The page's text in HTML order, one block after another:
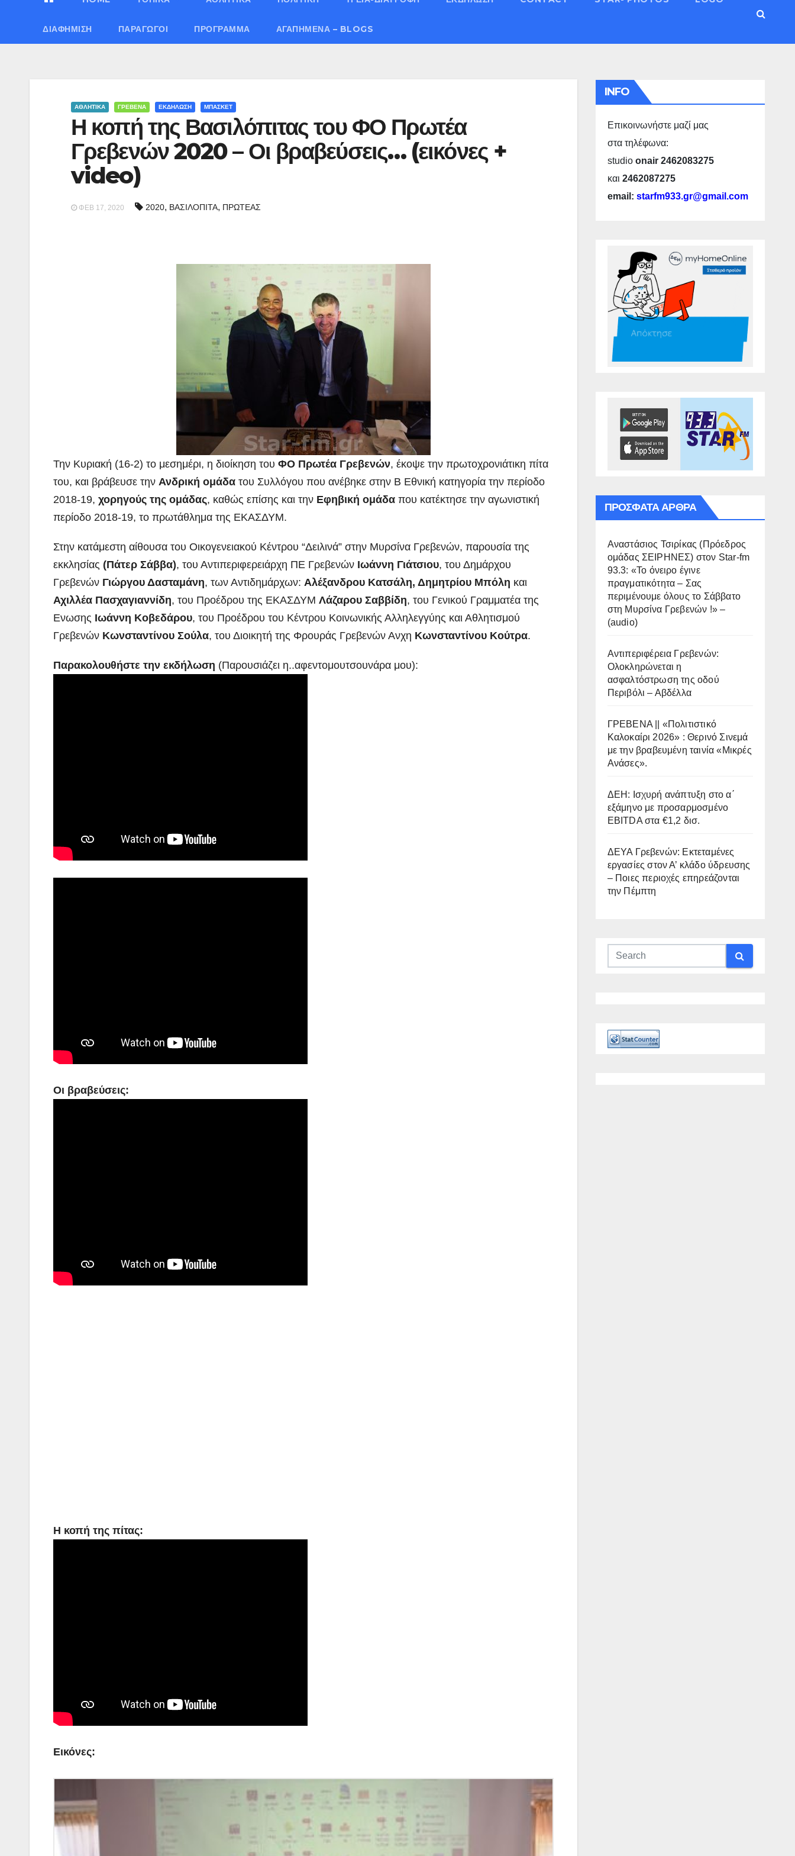
ΔΙΑΦΉΜΙΣΗ ΠΑΡΑΓΩΓΟΊ ΠΡΌΓΡΑΜΜΑ ΑΓΑΠΗΜΈΝΑ – BLOGS
ΑΘΛΗΤΙΚΑ ΓΡΕΒΕΝΑ ΕΚΔΗΛΩΣΗ ΜΠΑΣΚΕΤ
Η κοπή της Βασιλόπιτας του ΦΟ Πρωτέα
Γρεβενών 2020 – Οι βραβεύσεις… (εικόνες +
video)
ΦΕΒ 17, 2020 2020, ΒΑΣΙΛΟΠΙΤΑ, ΠΡΩΤΕΑΣ
Την Κυριακή (16-2) το μεσημέρι, η διοίκηση του ΦΟ Πρωτέα Γρεβενών, έκοψε την πρωτοχρονιάτικη πίτα
του, και βράβευσε την Ανδρική ομάδα του Συλλόγου που ανέβηκε στην Β Εθνική κατηγορία την περίοδο
2018-19, χορηγούς της ομάδας, καθώς επίσης και την Εφηβική ομάδα που κατέκτησε την αγωνιστική
περίοδο 2018-19, το πρωτάθλημα της ΕΚΑΣΔΥΜ.
Στην κατάμεστη αίθουσα του Οικογενειακού Κέντρου “Δειλινά” στην Μυρσίνα Γρεβενών, παρουσία της
εκκλησίας (Πάτερ Σάββα), του Αντιπεριφερειάρχη ΠΕ Γρεβενών Ιωάννη Γιάτσιου, του Δημάρχου
Γρεβενών Γιώργου Δασταμάνη, των Αντιδημάρχων: Αλέξανδρου Κατσάλη, Δημητρίου Μπόλη και
Αχιλλέα Πασχαγιαννίδη, του Προέδρου της ΕΚΑΣΔΥΜ Λάζαρου Σαββίδη, του Γενικού Γραμματέα της
Ενωσης Ιωάννη Κοβεδάρου, του Προέδρου του Κέντρου Κοινωνικής Αλληλεγγύης και Αθλητισμού
Γρεβενών Κωνσταντίνου Σούλα, του Διοικητή της Φρουράς Γρεβενών Ανχη Κωνσταντίνου Κούτρα.
Παρακολουθήστε την εκδήλωση (Παρουσιάζει η..αφεντομουτσουνάρα μου):
Οι βραβεύσεις:
Η κοπή της πίτας:
Εικόνες:
INFO
Επικοινωνήστε μαζί μας
στα τηλέφωνα:
studio onair 2462083275
και 2462087275
email: starfm933.gr@gmail.com
ΠΡΌΣΦΑΤΑ ΆΡΘΡΑ
Αναστάσιος Τσιρίκας (Πρόεδρος
ομάδας ΣΕΙΡΗΝΕΣ) στον Star-fm
93.3: «Το όνειρο έγινε
πραγματικότητα – Σας
περιμένουμε όλους το Σάββατο
στη Μυρσίνα Γρεβενών !» –
(audio)
Αντιπεριφέρεια Γρεβενών:
Ολοκληρώνεται η
ασφαλτόστρωση της οδού
Περιβόλι – Αβδέλλα
ΓΡΕΒΕΝΑ || «Πολιτιστικό
Καλοκαίρι 2026» : Θερινό Σινεμά
με την βραβευμένη ταινία «Μικρές
Ανάσες».
ΔΕΗ: Ισχυρή ανάπτυξη στο α΄
εξάμηνο με προσαρμοσμένο
EBITDA στα €1,2 δισ.
ΔΕΥΑ Γρεβενών: Εκτεταμένες
εργασίες στον Α’ κλάδο ύδρευσης
– Ποιες περιοχές επηρεάζονται
την Πέμπτη